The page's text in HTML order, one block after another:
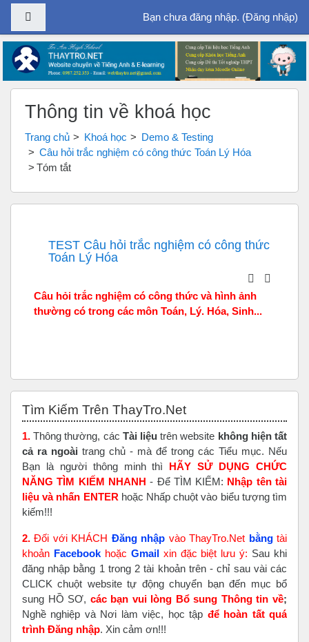
Chuyển tới nội dung chính
Bạn chưa đăng nhập. (Đăng nhập)
Thông tin về khoá học
Trang chủ Khoá học
Demo & Testing
Câu hỏi trắc nghiệm có công thức Toán Lý Hóa
Tóm tắt
TEST Câu hỏi trắc nghiệm có công thức
Toán Lý Hóa
Câu hỏi trắc nghiệm có công thức và hình ảnh
thường có trong các môn Toán, Lý. Hóa, Sinh...
Tìm Kiếm Trên ThayTro.Net
1. Thông thường, các Tài liệu trên website không hiện tất
cả ra ngoài trang chủ - mà để trong các Tiểu mục. Nếu
Bạn là người thông minh thì HÃY SỬ DỤNG CHỨC
NĂNG TÌM KIẾM NHANH - Để TÌM KIẾM: Nhập tên tài
liệu và nhấn ENTER hoặc Nhấp chuột vào biểu tượng tìm
kiếm!!!
2. Đối với KHÁCH Đăng nhập vào ThayTro.Net bằngtài
khoản Facebook hoặc Gmailxin đặc biệt lưu ý: Sau khi
đăng nhập bằng 1 trong 2 tài khoản trên - chỉ sau vài các
CLICK chuột website tự động chuyển bạn đến mục bổ
sung HỒ SƠ, các bạn vui lòng Bổ sung Thông tin về;
Nghề nghiệp và Nơi làm việc, học tập để hoàn tấtquá
trình Đăng nhập. Xin cảm ơn!!!